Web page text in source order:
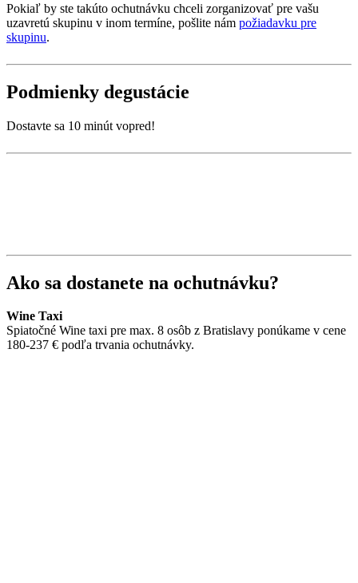
Pokiaľ by ste takúto ochutnávku chceli zorganizovať pre vašu
uzavretú skupinu v inom termíne, pošlite nám požiadavku pre
skupinu.
Podmienky degustácie
Dostavte sa 10 minút vopred!
Ako sa dostanete na ochutnávku?
Wine Taxi
Spiatočné Wine taxi pre max. 8 osôb z Bratislavy ponúkame v cene
180-237 € podľa trvania ochutnávky.